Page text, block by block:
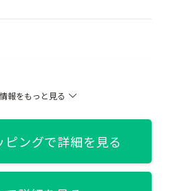
報をもっと見る
ングで詳細を見る